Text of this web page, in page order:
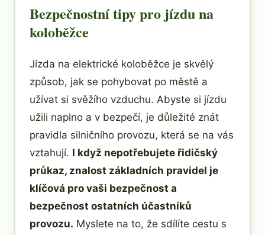
Bezpečnostní tipy pro jízdu na
koloběžce
Jízda na elektrické koloběžce je skvělý
způsob, jak se pohybovat po městě a
užívat si svěžího vzduchu. Abyste si jízdu
užili naplno a v bezpečí, je důležité znát
pravidla silničního provozu, která se na vás
vztahují. I když nepotřebujete řidičský
průkaz, znalost základních pravidel je
klíčová pro vaši bezpečnost a
bezpečnost ostatních účastníků
provozu. Myslete na to, že sdílíte cestu s